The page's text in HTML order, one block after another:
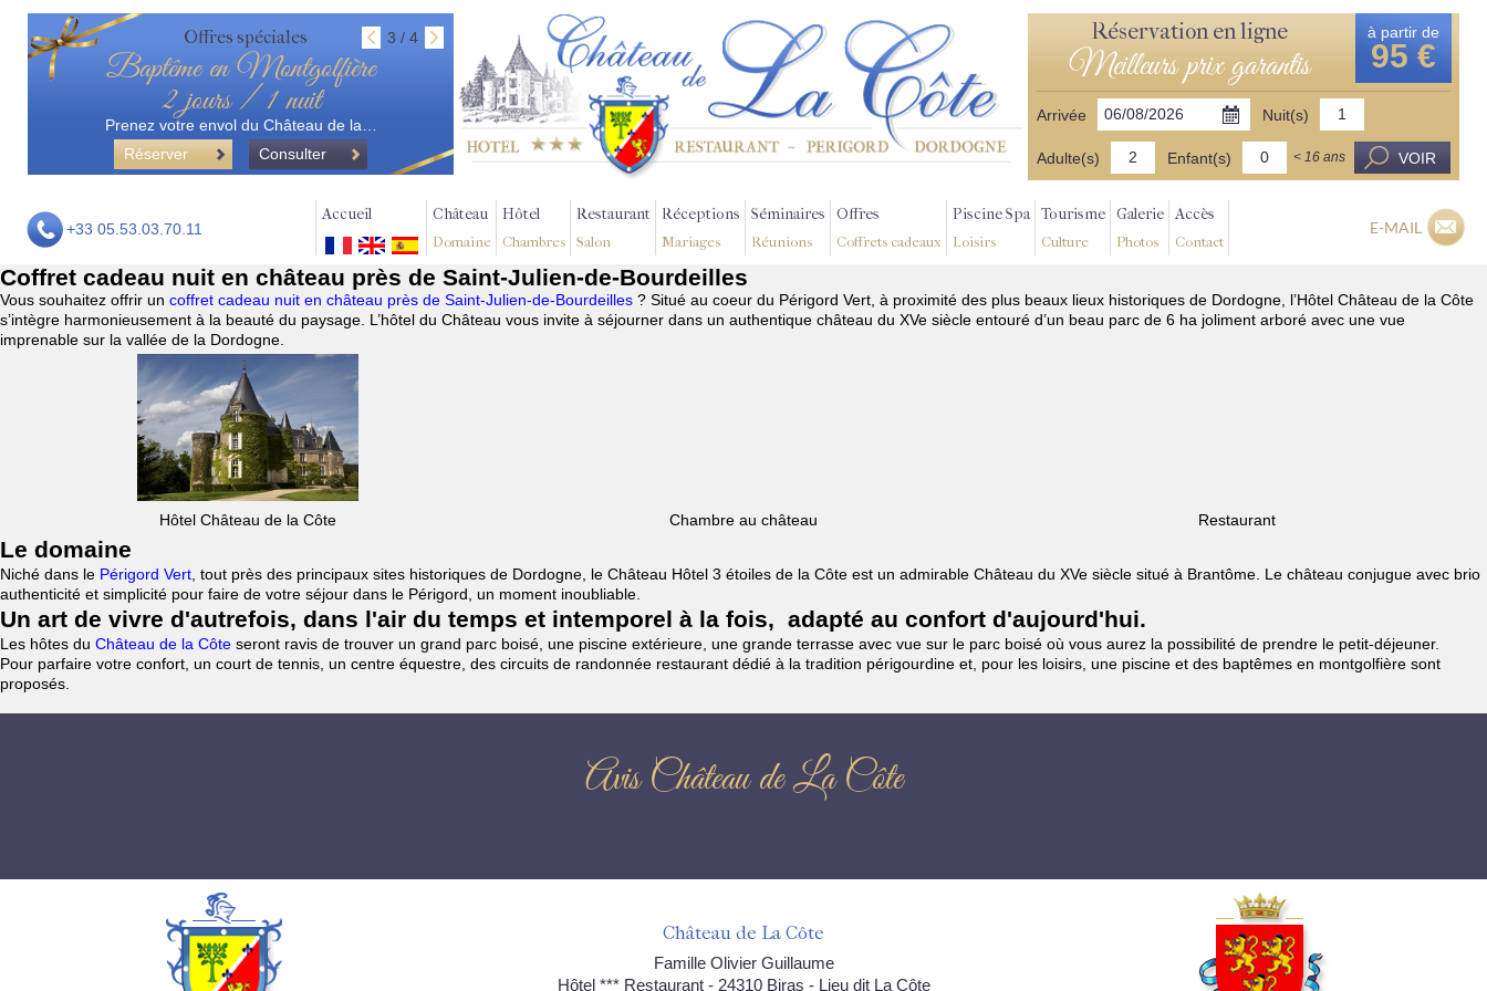
Offres spéciales 3 / 4
Baptême en Montgolfière
2 jours / 1 nuit
Prenez votre envol du Château de la…
Réserver
Consulter
Réservation en ligne
Meilleurs prix garantis
à partir de
95 €
Arrivée Nuit(s)
Adulte(s) Enfant(s) < 16 ans VOIR
+33 05.53.03.70.11
Accueil Château
Domaine
Hôtel
Chambres
Restaurant
Salon
Réceptions
Mariages
Séminaires
Réunions
Offres
Coffrets cadeaux
Piscine Spa
Loisirs
Tourisme
Culture
Galerie
Photos
Accès
Contact
E-MAIL
Coffret cadeau nuit en château près de Saint-Julien-de-Bourdeilles
Vous souhaitez offrir un coffret cadeau nuit en château près de Saint-Julien-de-Bourdeilles ? Situé au coeur du Périgord Vert, à proximité des plus beaux lieux historiques de Dordogne, l’Hôtel Château de la Côte
s’intègre harmonieusement à la beauté du paysage. L’hôtel du Château vous invite à séjourner dans un authentique château du XVe siècle entouré d’un beau parc de 6 ha joliment arboré avec une vue
imprenable sur la vallée de la Dordogne.
Hôtel Château de la Côte Chambre au château Restaurant
Le domaine
Niché dans le Périgord Vert , tout près des principaux sites historiques de Dordogne, le Château Hôtel 3 étoiles de la Côte est un admirable Château du XVe siècle situé à Brantôme. Le château conjugue avec brio
authenticité et simplicité pour faire de votre séjour dans le Périgord, un moment inoubliable.
Un art de vivre d'autrefois, dans l'air du temps et intemporel à la fois, adapté au confort d'aujourd'hui.
Les hôtes du Château de la Côte seront ravis de trouver un grand parc boisé, une piscine extérieure, une grande terrasse avec vue sur le parc boisé où vous aurez la possibilité de prendre le petit-déjeuner.
Pour parfaire votre confort, un court de tennis, un centre équestre, des circuits de randonnée restaurant dédié à la tradition périgourdine et, pour les loisirs, une piscine et des baptêmes en montgolfière sont
proposés.
Avis Château de La Côte
Château de La Côte
Famille Olivier Guillaume
Hôtel *** Restaurant - 24310 Biras - Lieu dit La Côte